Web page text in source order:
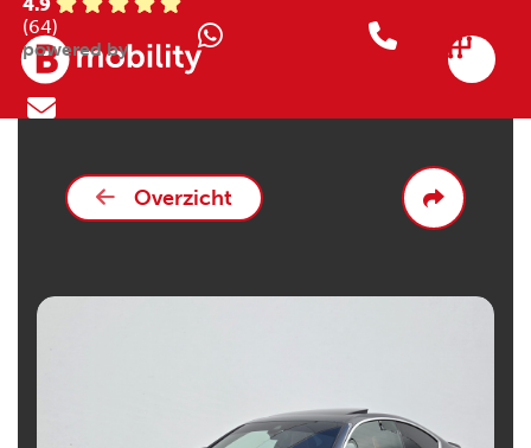
(64)
powered by
Overzicht